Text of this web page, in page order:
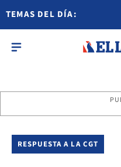
TEMAS DEL DÍA:
RESPUESTA A LA CGT